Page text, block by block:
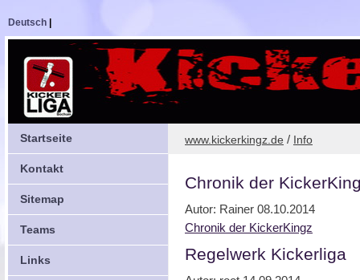
Deutsch
Startseite
Kontakt
Sitemap
Teams
Links
www.kickerkingz.de / Info
Chronik der
Autor: Rainer 08.10.2014
Chronik der KickerKingz
Regelwerk Kickerliga